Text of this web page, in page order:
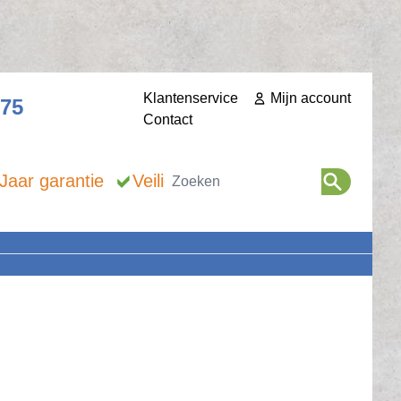
Zoeken
Klantenservice
Mijn account
Contact
garantie Veilig betalen